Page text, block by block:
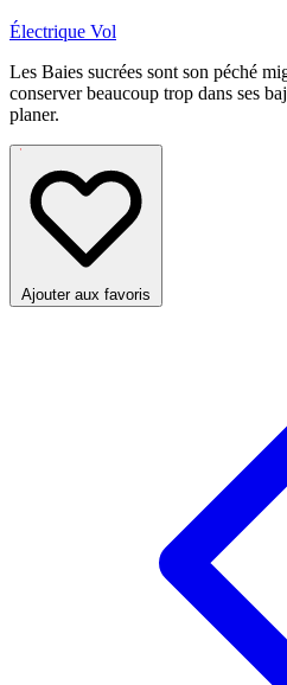
Électrique Vol
Les Baies sucrées sont son péché
conserver beaucoup trop dans ses
planer.
Ajouter aux favoris